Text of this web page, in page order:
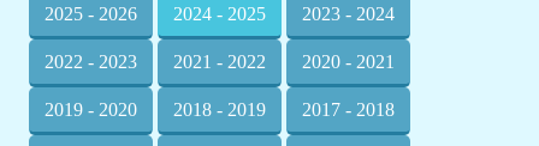
2025 - 2026 2024 - 2025 2023 - 2024
2022 - 2023 2021 - 2022 2020 - 2021
2019 - 2020 2018 - 2019 2017 - 2018